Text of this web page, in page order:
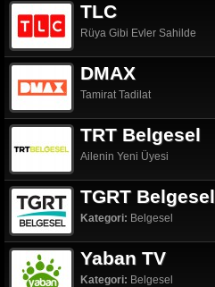
TLC
Rüya Gibi Evler Sahilde
DMAX
Tamirat Tadilat
TRT Belgesel
Ailenin Yeni Üyesi
TGRT Belgesel
Kategori: Belgesel
Yaban TV
Kategori: Belgesel